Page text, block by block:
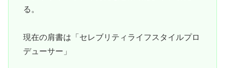
る。
現在の肩書は「セレブリティライフスタイルプロ
デューサー」